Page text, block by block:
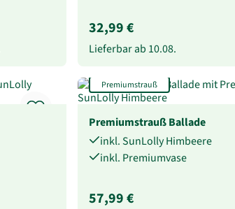
32,99 €
Lieferbar ab 10.08.
Premiumstrauß
Premiumstrauß Ballade
inkl. SunLolly Himbeere
inkl. Premiumvase
57,99 €